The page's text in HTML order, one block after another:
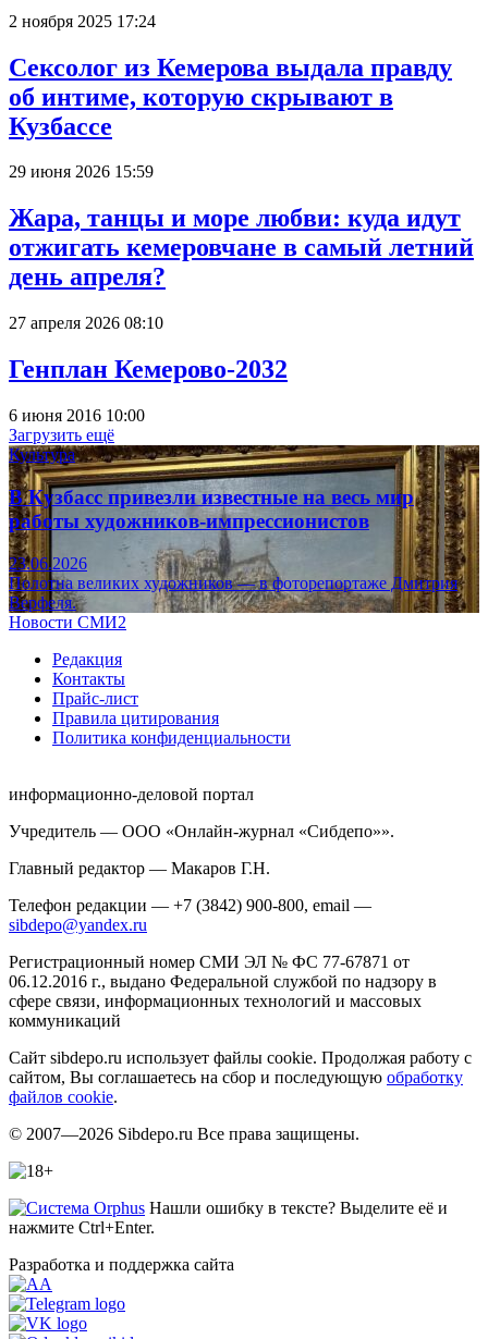
2 ноября 2025 17:24
Сексолог из Кемерова выдала правду
об интиме, которую скрывают в
Кузбассе
29 июня 2026 15:59
Жара, танцы и море любви: куда идут
отжигать кемеровчане в самый летний
день апреля?
27 апреля 2026 08:10
Генплан Кемерово-2032
6 июня 2016 10:00
Загрузить ещё
Культура
В Кузбасс привезли известные на весь мир
работы художников-импрессионистов
23.06.2026
Полотна великих художников — в фоторепортаже Дмитрия
Верфеля.
Новости СМИ2
Редакция
Контакты
Прайс-лист
Правила цитирования
Политика конфиденциальности
информационно-деловой портал
Учредитель — ООО «Онлайн-журнал «Сибдепо»».
Главный редактор — Макаров Г.Н.
Телефон редакции — +7 (3842) 900-800, email —
sibdepo@yandex.ru
Регистрационный номер СМИ ЭЛ № ФС 77-67871 от
06.12.2016 г., выдано Федеральной службой по надзору в
сфере связи, информационных технологий и массовых
коммуникаций
Сайт sibdepo.ru использует файлы cookie. Продолжая работу с
сайтом, Вы соглашаетесь на сбор и последующую обработку
файлов cookie.
© 2007—2026 Sibdepo.ru Все права защищены.
Нашли ошибку в тексте? Выделите её и
нажмите Ctrl+Enter.
Разработка и поддержка сайта